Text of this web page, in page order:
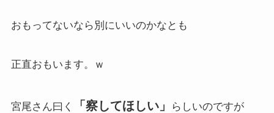
おもってないなら別にいいのかなとも
正直おもいます。ｗ
宮尾さん曰く 「察してほしい」 らしいのですが